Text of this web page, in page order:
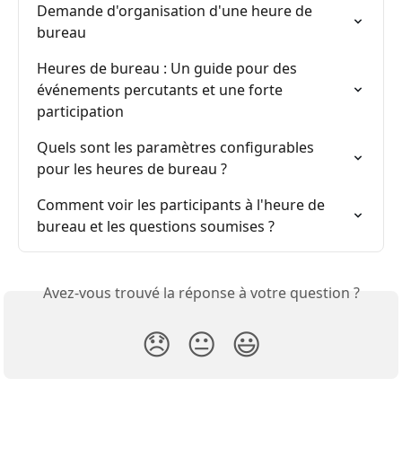
Demande d'organisation d'une heure de
bureau
Heures de bureau : Un guide pour des
événements percutants et une forte
participation
Quels sont les paramètres configurables
pour les heures de bureau ?
Comment voir les participants à l'heure de
bureau et les questions soumises ?
Avez-vous trouvé la réponse à votre question ?
😞 😐 😃